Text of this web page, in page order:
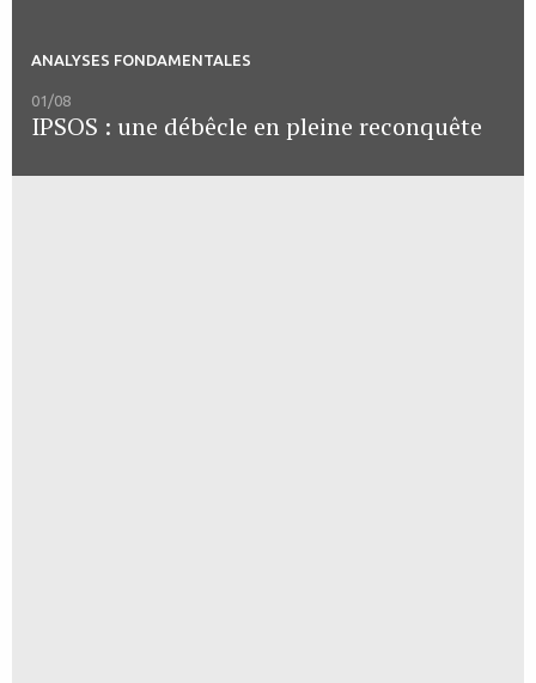
ANALYSES FONDAMENTALES
01/08
IPSOS : une débêcle en pleine reconquête